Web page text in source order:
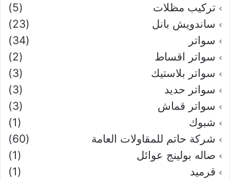
تركيب مظلات
(5)
ساندويش بانل
(23)
سواتر
(34)
سواتر اقساط
(2)
سواتر بلاستيك
(3)
سواتر حديد
(3)
سواتر قماش
(3)
شبوك
(1)
شركة حاتم للمقاولات العامة
(60)
صاله بولينج عوائل
(1)
قرميد
(1)